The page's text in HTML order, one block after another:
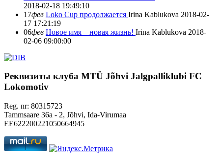
2018-02-18 19:49:10
17фев Loko Cup продолжается Irina Kablukova 2018-02-
17 17:21:19
06фев Новое имя – новая жизнь! Irina Kablukova 2018-
02-06 09:00:00
Реквизиты клуба MTÜ Jõhvi Jalgpalliklubi FC
Lokomotiv
Reg. nr: 80315723
Tammsaare 36a - 2, Jõhvi, Ida-Virumaa
EE622200221050664945